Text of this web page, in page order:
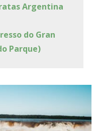
Argentina
do Gran
Parque)